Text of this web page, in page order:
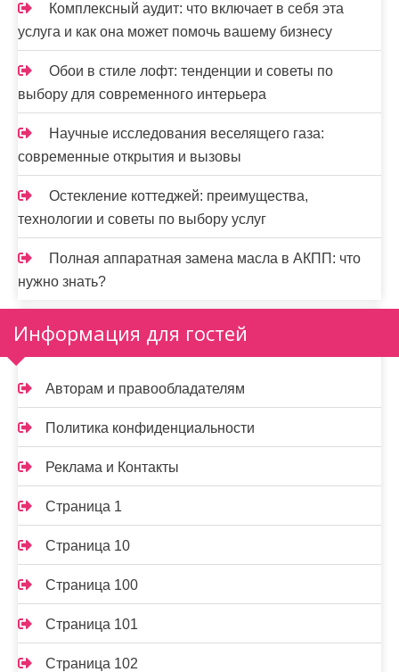
Комплексный аудит: что включает в себя эта
услуга и как она может помочь вашему бизнесу
Обои в стиле лофт: тенденции и советы по
выбору для современного интерьера
Научные исследования веселящего газа:
современные открытия и вызовы
Остекление коттеджей: преимущества,
технологии и советы по выбору услуг
Полная аппаратная замена масла в АКПП: что
нужно знать?
Информация для гостей
Авторам и правообладателям
Политика конфиденциальности
Реклама и Контакты
Страница 1
Страница 10
Страница 100
Страница 101
Страница 102